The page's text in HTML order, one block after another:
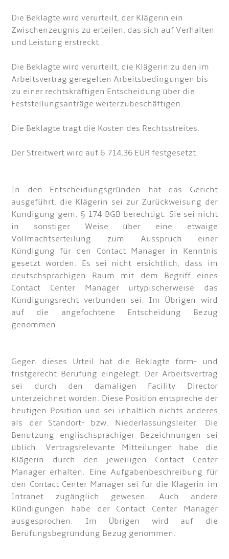
Die Beklagte wird verurteilt, der Klägerin ein
Zwischenzeugnis zu erteilen, das sich auf Verhalten
und Leistung erstreckt.
Die Beklagte wird verurteilt, die Klägerin zu den im
Arbeitsvertrag geregelten Arbeitsbedingungen bis
zu einer rechtskräftigen Entscheidung über die
Feststellungsanträge weiterzubeschäftigen.
Die Beklagte trägt die Kosten des Rechtsstreites.
Der Streitwert wird auf 6.714,36 EUR festgesetzt.
In den Entscheidungsgründen hat das Gericht
ausgeführt, die Klägerin sei zur Zurückweisung der
Kündigung gem. § 174 BGB berechtigt. Sie sei nicht
in sonstiger Weise über eine etwaige
Vollmachtserteilung zum Ausspruch einer
Kündigung für den Contact Manager in Kenntnis
gesetzt worden. Es sei nicht ersichtlich, dass im
deutschsprachigen Raum mit dem Begriff eines
Contact Center Manager urtypischerweise das
Kündigungsrecht verbunden sei. Im Übrigen wird
auf die angefochtene Entscheidung Bezug
genommen.
Gegen dieses Urteil hat die Beklagte form- und
fristgerecht Berufung eingelegt. Der Arbeitsvertrag
sei durch den damaligen Facility Director
unterzeichnet worden. Diese Position entspreche der
heutigen Position und sei inhaltlich nichts anderes
als der Standort- bzw. Niederlassungsleiter. Die
Benutzung englischsprachiger Bezeichnungen sei
üblich. Vertragsrelevante Mitteilungen habe die
Klägerin durch den jeweiligen Contact Center
Manager erhalten. Eine Aufgabenbeschreibung für
den Contact Center Manager sei für die Klägerin im
Intranet zugänglich gewesen. Auch andere
Kündigungen habe der Contact Center Manager
ausgesprochen. Im Übrigen wird auf die
Berufungsbegründung Bezug genommen.